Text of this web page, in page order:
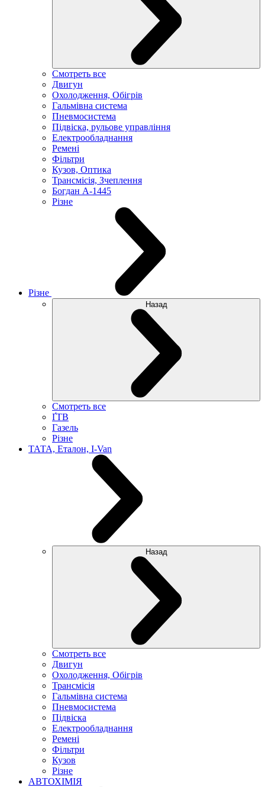
Смотреть все
Двигун
Охолодження, Обігрів
Гальмівна система
Пневмосистема
Підвіска, рульове управління
Електрообладнання
Ремені
Фільтри
Кузов, Оптика
Трансмісія, Зчеплення
Богдан А-1445
Різне
Різне
Назад
Смотреть все
ҐТВ
Газель
Різне
ТАТА, Еталон, I-Van
Назад
Смотреть все
Двигун
Охолодження, Обігрів
Трансмісія
Гальмівна система
Пневмосистема
Підвіска
Електрообладнання
Ремені
Фільтри
Кузов
Різне
АВТОХІМІЯ